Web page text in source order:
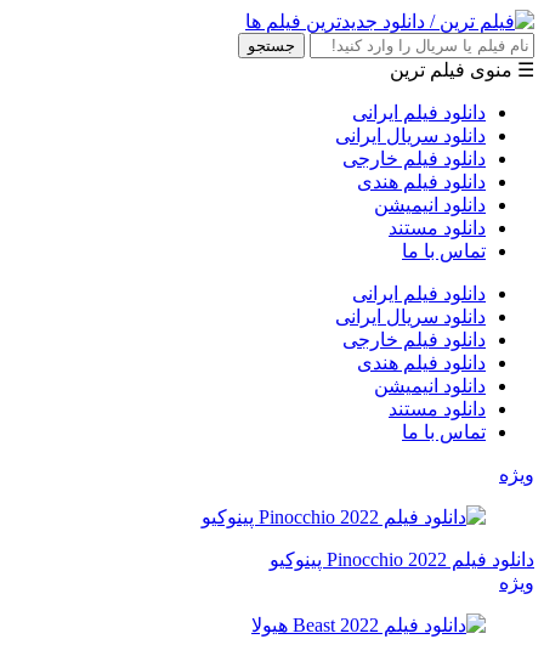
جستجو
☰ منوی فیلم ترین
دانلود فیلم ایرانی
دانلود سریال ایرانی
دانلود فیلم خارجی
دانلود فیلم هندی
دانلود انیمیشن
دانلود مستند
تماس با ما
دانلود فیلم ایرانی
دانلود سریال ایرانی
دانلود فیلم خارجی
دانلود فیلم هندی
دانلود انیمیشن
دانلود مستند
تماس با ما
ویژه
دانلود فیلم Pinocchio 2022 پینوکیو
ویژه